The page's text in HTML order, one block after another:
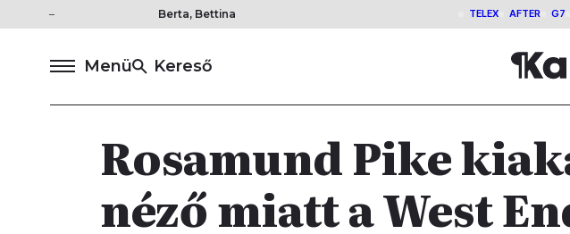
Berta, Bettina TELEX AFTER G7
Menü Kereső
Rosamund Pike
néző miatt a West